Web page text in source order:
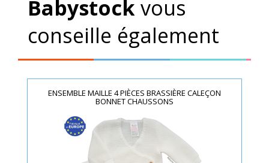
Babystockvous
conseille également
ENSEMBLE MAILLE 4 PIÈCES BRASSIÈRE CALEÇON
BONNET CHAUSSONS